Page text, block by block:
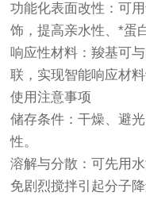
功能化表面改性：可
饰，提高亲水性、*蛋
响应性材料：羧基可
联，实现智能响应材料
使用注意事项
储存条件：干燥、避
性。
溶解与分散：可先用
免剧烈搅拌引起分子降